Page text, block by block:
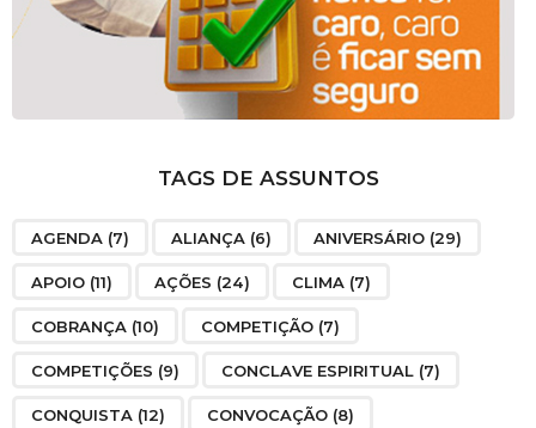
TAGS DE ASSUNTOS
AGENDA (7) ALIANÇA (6) ANIVERSÁRIO (29)
APOIO (11) AÇÕES (24) CLIMA (7)
COBRANÇA (10) COMPETIÇÃO (7)
COMPETIÇÕES (9) CONCLAVE ESPIRITUAL (7)
CONQUISTA (12) CONVOCAÇÃO (8)